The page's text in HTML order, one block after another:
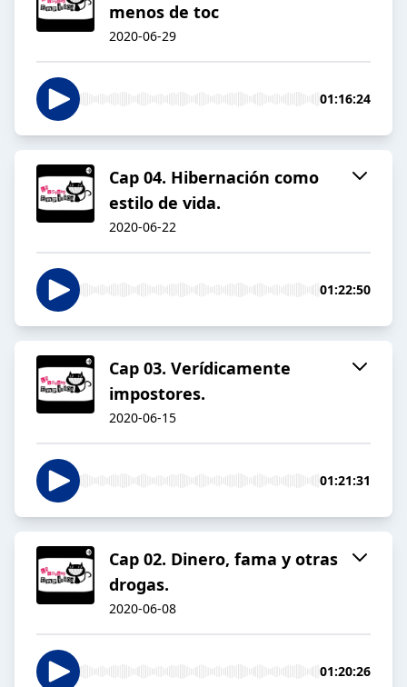
menos de toc
2020-06-29
01:16:24
Cap 04. Hibernación como
estilo de vida.
2020-06-22
01:22:50
Cap 03. Verídicamente
impostores.
2020-06-15
01:21:31
Cap 02. Dinero, fama y otras
drogas.
2020-06-08
01:20:26